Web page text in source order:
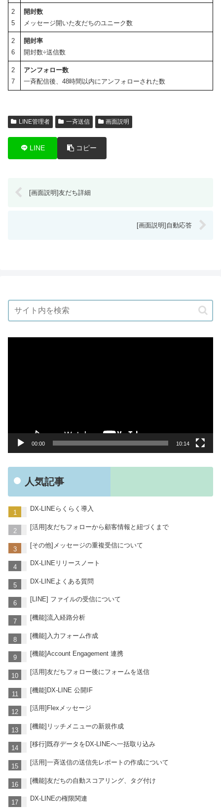
2
5
開封数
メッセージ開いた友だちのユニーク数
2
6
開封率
開封数÷送信数
2
7
アンフォロー数
一斉配信後、48時間以内にアンフォローされた数
LINE管理者 一斉送信 画面説明
LINE コピー
[画面説明]友だち詳細
[画面説明]自動応答
00:00 10:14
人気記事
DX-LINEらくらく導入
[活用]友だちフォローから顧客情報と紐づくまで
[その他]メッセージの重複受信について
DX-LINEリリースノート
DX-LINEよくある質問
[LINE] ファイルの受信について
[機能]流入経路分析
[機能]入力フォーム作成
[機能]Account Engagement 連携
[活用]友だちフォロー後にフォームを送信
[機能]DX-LINE 公開IF
[活用]Flexメッセージ
[機能]リッチメニューの新規作成
[移行]既存データをDX-LINEへ一括取り込み
[活用]一斉送信の送信先レポートの作成について
[機能]友だちの自動スコアリング、タグ付け
DX-LINEの権限関連